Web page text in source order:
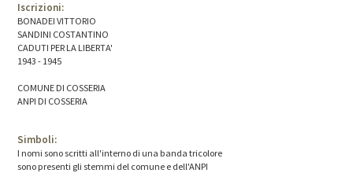
Iscrizioni:
BONADEI VITTORIO
SANDINI COSTANTINO
CADUTI PER LA LIBERTA'
1943 - 1945
COMUNE DI COSSERIA
ANPI DI COSSERIA
Simboli:
I nomi sono scritti all'interno di una banda tricolore
sono presenti gli stemmi del comune e dell'ANPI